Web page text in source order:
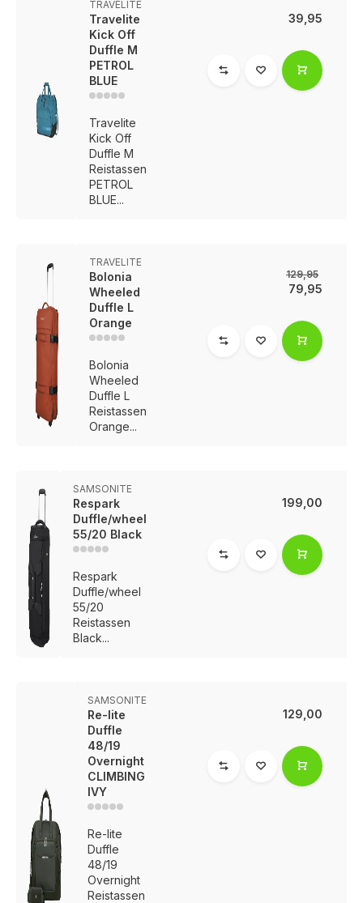
TRAVELITE
Travelite
Kick Off
Duffle M
PETROL
BLUE
Travelite
Kick Off
Duffle M
Reistassen
PETROL
BLUE...
39,95
TRAVELITE
Bolonia
Wheeled
Duffle L
Orange
Bolonia
Wheeled
Duffle L
Reistassen
Orange...
129,95
79,95
SAMSONITE
Respark
Duffle/wheel
55/20 Black
Respark
Duffle/wheel
55/20
Reistassen
Black...
199,00
SAMSONITE
Re-lite
Duffle
48/19
Overnight
CLIMBING
IVY
Re-lite
Duffle
48/19
Overnight
Reistassen
129,00